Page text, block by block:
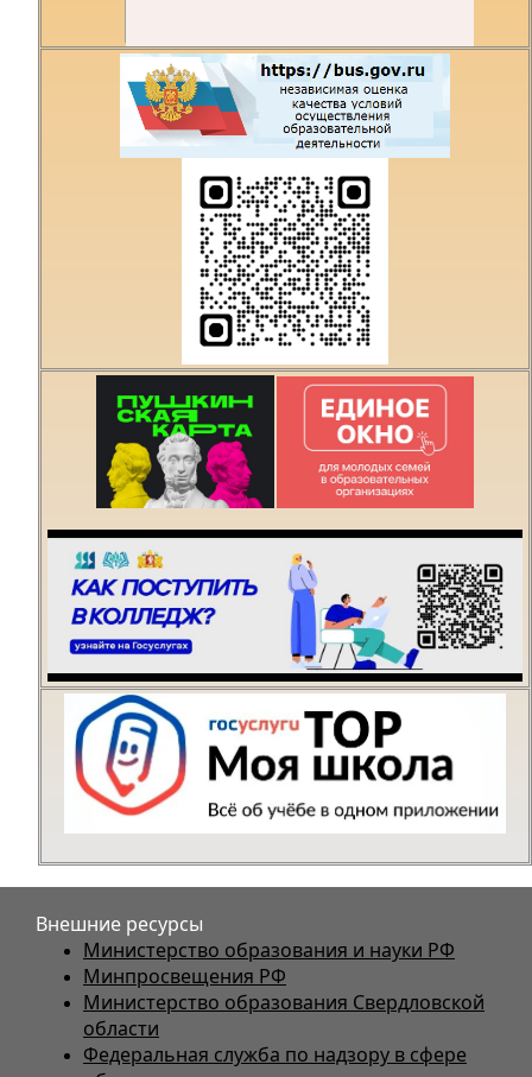
Есть предложения по
организации учебного
процесса или знаете,
как сделать техникум
лучше?
Написать о проблеме
Внешние ресурсы
Министерство образования и науки РФ
Минпросвещения РФ
Министерство образования Свердловской
области
Федеральная служба по надзору в сфере